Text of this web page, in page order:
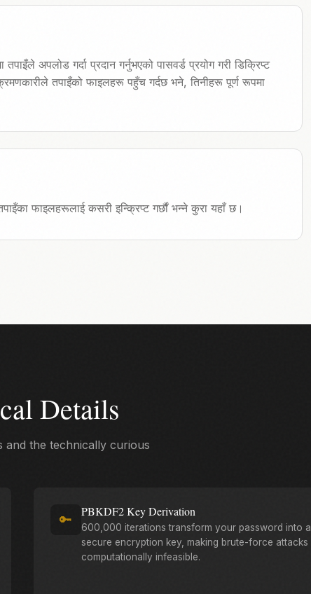
अपलोड गर्दा प्रदान गर्नुभएको पासवर्ड प्रयोग गरी डिक्रिप्ट
तपाइँको फाइलहरू पहुँच गर्दछ भने, तिनीहरू पूर्ण रूपमा
फाइलहरूलाई कसरी इन्क्रिप्ट गर्छौं भन्ने कुरा यहाँ छ।
Details
and the technically curious
🔑
PBKDF2 Key Derivation
600,000 iterations transform your password into a
secure encryption key, making brute-force attacks
computationally infeasible.